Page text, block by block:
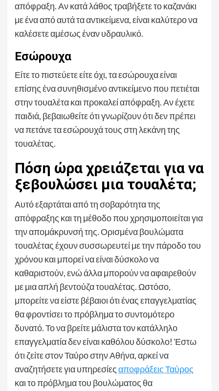
απόφραξη. Αν κατά λάθος τραβήξετε το καζανάκι
με ένα από αυτά τα αντικείμενα, είναι καλύτερο να
καλέσετε αμέσως έναν υδραυλικό.
Εσώρουχα
Είτε το πιστεύετε είτε όχι, τα εσώρουχα είναι
επίσης ένα συνηθισμένο αντικείμενο που πετιέται
στην τουαλέτα και προκαλεί απόφραξη. Αν έχετε
παιδιά, βεβαιωθείτε ότι γνωρίζουν ότι δεν πρέπει
να πετάνε τα εσώρουχά τους στη λεκάνη της
τουαλέτας.
Πόση ώρα χρειάζεται για να
ξεβουλώσει μια τουαλέτα;
Αυτό εξαρτάται από τη σοβαρότητα της
απόφραξης και τη μέθοδο που χρησιμοποιείται για
την απομάκρυνσή της. Ορισμένα βουλώματα
τουαλέτας έχουν συσσωρευτεί με την πάροδο του
χρόνου και μπορεί να είναι δύσκολο να
καθαριστούν, ενώ άλλα μπορούν να αφαιρεθούν
με μια απλή βεντούζα τουαλέτας. Ωστόσο,
μπορείτε να είστε βέβαιοι ότι ένας επαγγελματίας
θα φροντίσει το πρόβλημα το συντομότερο
δυνατό. Το να βρείτε μάλιστα τον κατάλληλο
επαγγελματία δεν είναι καθόλου δύσκολο! Έστω
ότι ζείτε στον Ταύρο στην Αθήνα, αρκεί να
αναζητήσετε για υπηρεσίεςαποφράξεις Ταύρος
και το πρόβλημα του βουλώματος θα